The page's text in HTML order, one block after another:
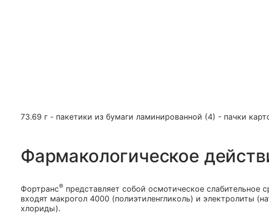
73.69 г - пакетики из бумаги ламинированной (4) - пачки
Фармакологическое
Фортранс® представляет собой осмотическое слабительное
входят макрогол 4000 (полиэтиленгликоль) и электролиты
хлориды).